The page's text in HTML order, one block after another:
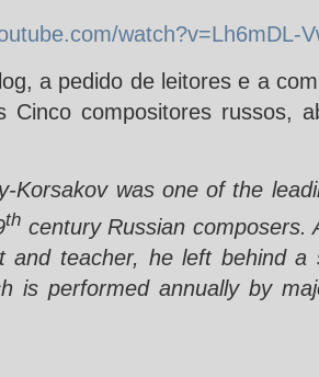
watch?v=Lh6mDL-
a pedido de leitores e a
Cinco compositores russos,
Korsakov was one of the
th century Russian composers.
and teacher, he left behind a
is performed annually by